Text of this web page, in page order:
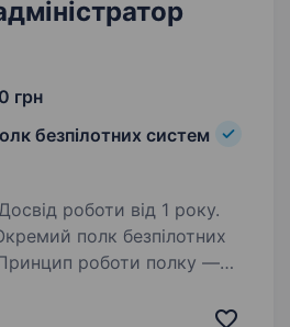
грн
безпілотних систем
роботи від 1 року.
роботи полку —